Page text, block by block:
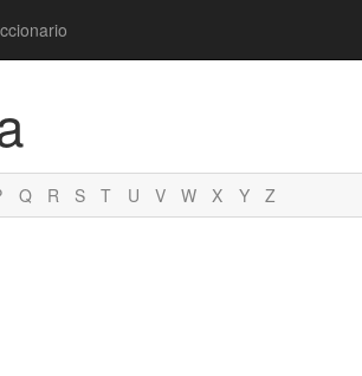
Q R S T U V W X Y Z